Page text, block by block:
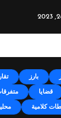
بارز
قضايا
كلامية